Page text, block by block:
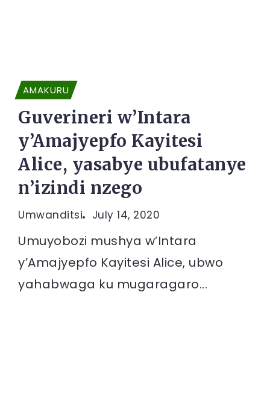
AMAKURU
Guverineri w’Intara
y’Amajyepfo Kayitesi
Alice, yasabye ubufatanye
n’izindi nzego
Umwanditsi July 14, 2020
Umuyobozi mushya w’Intara
y’Amajyepfo Kayitesi Alice, ubwo
yahabwaga ku mugaragaro...